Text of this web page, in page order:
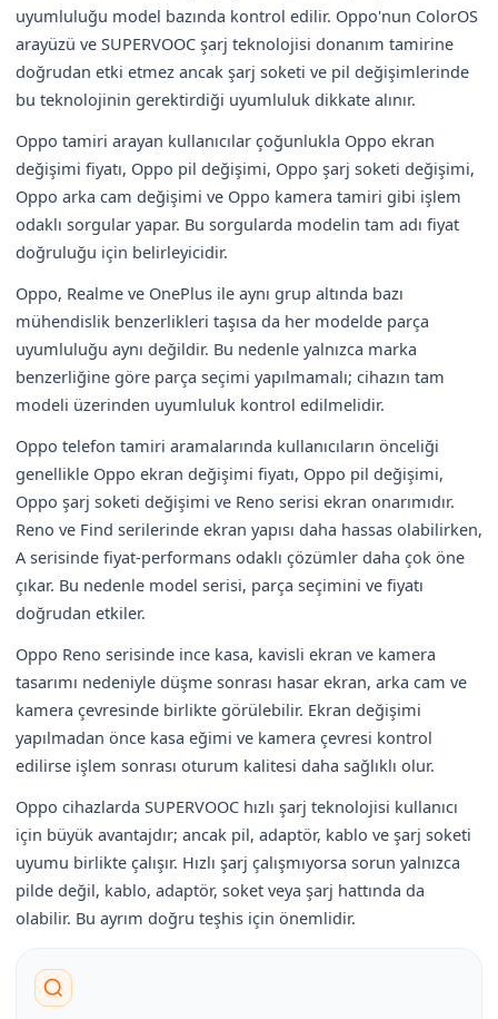
uyumluluğu model bazında kontrol edilir. Oppo'nun ColorOS
arayüzü ve SUPERVOOC şarj teknolojisi donanım tamirine
doğrudan etki etmez ancak şarj soketi ve pil değişimlerinde
bu teknolojinin gerektirdiği uyumluluk dikkate alınır.
Oppo tamiri arayan kullanıcılar çoğunlukla Oppo ekran
değişimi fiyatı, Oppo pil değişimi, Oppo şarj soketi değişimi,
Oppo arka cam değişimi ve Oppo kamera tamiri gibi işlem
odaklı sorgular yapar. Bu sorgularda modelin tam adı fiyat
doğruluğu için belirleyicidir.
Oppo, Realme ve OnePlus ile aynı grup altında bazı
mühendislik benzerlikleri taşısa da her modelde parça
uyumluluğu aynı değildir. Bu nedenle yalnızca marka
benzerliğine göre parça seçimi yapılmamalı; cihazın tam
modeli üzerinden uyumluluk kontrol edilmelidir.
Oppo telefon tamiri aramalarında kullanıcıların önceliği
genellikle Oppo ekran değişimi fiyatı, Oppo pil değişimi,
Oppo şarj soketi değişimi ve Reno serisi ekran onarımıdır.
Reno ve Find serilerinde ekran yapısı daha hassas olabilirken,
A serisinde fiyat-performans odaklı çözümler daha çok öne
çıkar. Bu nedenle model serisi, parça seçimini ve fiyatı
doğrudan etkiler.
Oppo Reno serisinde ince kasa, kavisli ekran ve kamera
tasarımı nedeniyle düşme sonrası hasar ekran, arka cam ve
kamera çevresinde birlikte görülebilir. Ekran değişimi
yapılmadan önce kasa eğimi ve kamera çevresi kontrol
edilirse işlem sonrası oturum kalitesi daha sağlıklı olur.
Oppo cihazlarda SUPERVOOC hızlı şarj teknolojisi kullanıcı
için büyük avantajdır; ancak pil, adaptör, kablo ve şarj soketi
uyumu birlikte çalışır. Hızlı şarj çalışmıyorsa sorun yalnızca
pilde değil, kablo, adaptör, soket veya şarj hattında da
olabilir. Bu ayrım doğru teşhis için önemlidir.